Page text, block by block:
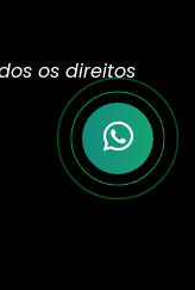
os direitos